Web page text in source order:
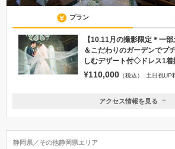
プラン
【10.11月の撮影限定＊一
＆こだわりのガーデンでプ
しむデザート付◇ドレス1着
¥110,000 （税込） 土日祝UP
静岡県静岡市駿河区登呂５丁目１９−３8
アクセス情報を見る
静岡県／その他静岡県エリア